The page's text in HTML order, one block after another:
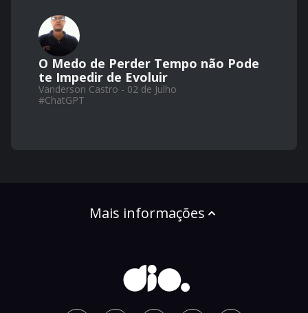
O Medo de Perder Tempo não Pode
te Impedir de Evoluir
Vanderson Castro - 02 de Julho
#ChatGPT
Mais informações